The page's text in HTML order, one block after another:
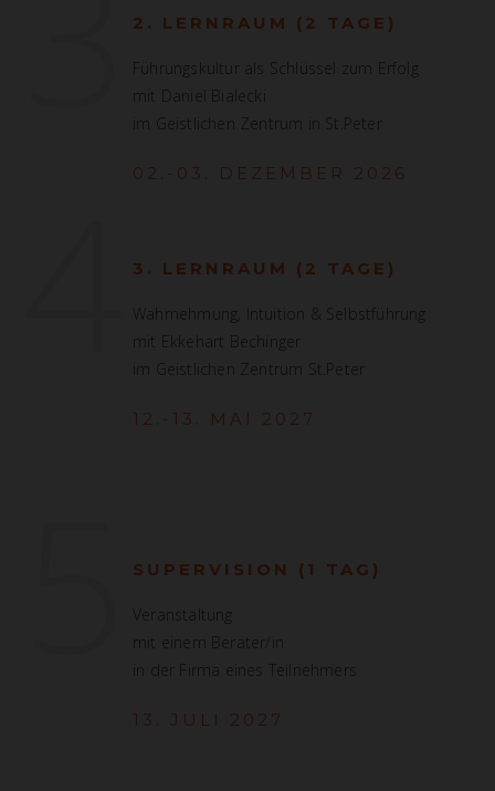
2. LERNRAUM (2 TAGE)
Führungskultur als Schlüssel zum Erfolg
mit Daniel Bialecki
im Geistlichen Zentrum in St.Peter
02.-03. DEZEMBER 2026
3. LERNRAUM (2 TAGE)
Wahrnehmung, Intuition & Selbstführung
mit Ekkehart Bechinger
im Geistlichen Zentrum St.Peter
12.-13. MAI 2027
SUPERVISION (1 TAG)
Veranstaltung
mit einem Berater/in
in der Firma eines Teilnehmers
13. JULI 2027